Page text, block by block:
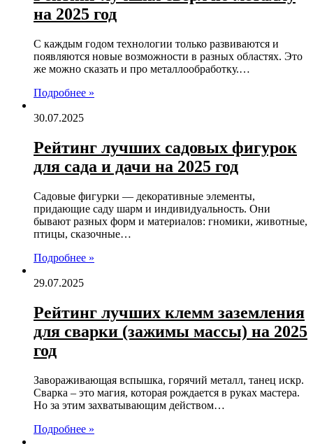
на 2025 год
С каждым годом технологии только развиваются и
появляются новые возможности в разных областях. Это
же можно сказать и про металлообработку.…
Подробнее »
30.07.2025
Рейтинг лучших садовых фигурок
для сада и дачи на 2025 год
Садовые фигурки — декоративные элементы,
придающие саду шарм и индивидуальность. Они
бывают разных форм и материалов: гномики, животные,
птицы, сказочные…
Подробнее »
29.07.2025
Рейтинг лучших клемм заземления
для сварки (зажимы массы) на 2025
год
Завораживающая вспышка, горячий металл, танец искр.
Сварка – это магия, которая рождается в руках мастера.
Но за этим захватывающим действом…
Подробнее »